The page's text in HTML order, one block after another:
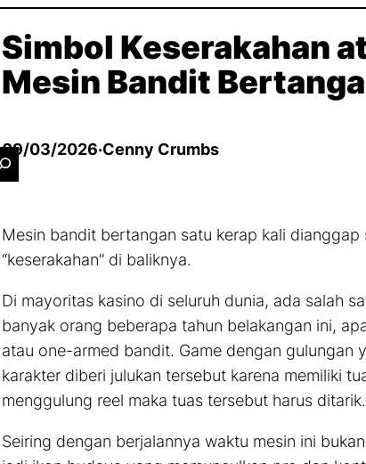
Simbol Keserakahan
Mesin Bandit
09/03/2026·Cenny Crumbs
Mesin bandit bertangan satu kerap kali
“keserakahan” di baliknya.
Di mayoritas kasino di seluruh dunia, ada salah
banyak orang beberapa tahun belakangan ini,
atau one-armed bandit. Gamedengan gulungan
karakter diberi julukan tersebut karena memiliki
menggulung reel maka tuas tersebut harus ditarik.
Seiring dengan berjalannya waktu mesin ini